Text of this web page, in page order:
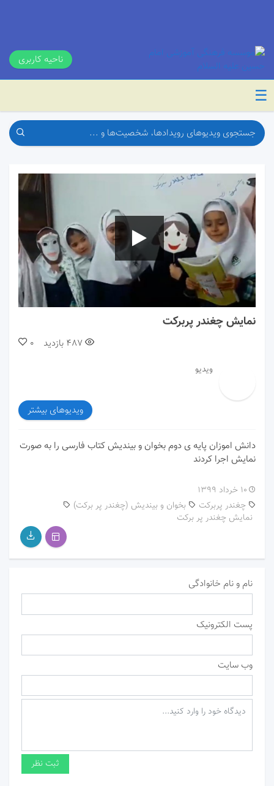
ناحیه کاربری
☰
00:00
نمایش چغندر پربرکت
0 487 بازدید
ویدیو
ویدیوهای بیشتر
دانش اموزان پایه ی دوم بخوان و بیندیش کتاب فارسی را به صورت
نمایش اجرا کردند
۱۰ خرداد ۱۳۹۹
بخوان و بیندیش (چغندر پر برکت)
چغندر پربرکت
نمایش چغندر پر برکت
نام و نام خانوادگی
پست الکترونیک
وب سایت